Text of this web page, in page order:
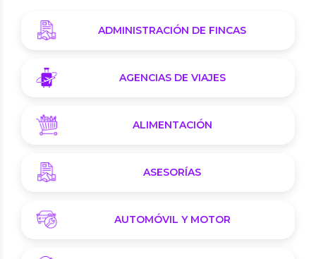
ADMINISTRACIÓN DE FINCAS
AGENCIAS DE VIAJES
ALIMENTACIÓN
ASESORÍAS
AUTOMÓVIL Y MOTOR